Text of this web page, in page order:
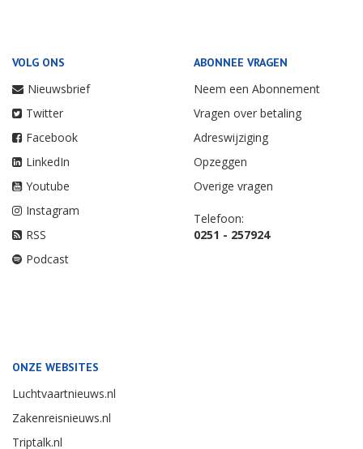
VOLG ONS
Nieuwsbrief
Twitter
Facebook
LinkedIn
Youtube
Instagram
RSS
Podcast
ABONNEE VRAGEN
Neem een Abonnement
Vragen over betaling
Adreswijziging
Opzeggen
Overige vragen
Telefoon:
0251 - 257924
ONZE WEBSITES
Luchtvaartnieuws.nl
Zakenreisnieuws.nl
Triptalk.nl